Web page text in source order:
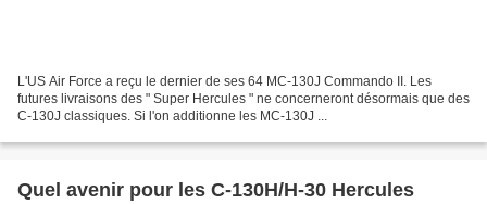
L'US Air Force a reçu le dernier de ses 64 MC-130J Commando II. Les
futures livraisons des " Super Hercules " ne concerneront désormais que des
C-130J classiques. Si l'on additionne les MC-130J ...
Quel avenir pour les C-130H/H-30 Hercules